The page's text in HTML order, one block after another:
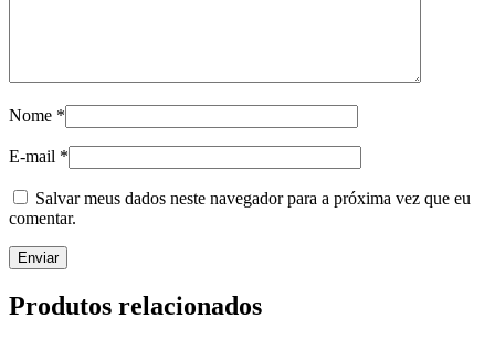
Nome *
E-mail *
Salvar meus dados neste navegador para a próxima vez que eu
comentar.
Produtos relacionados